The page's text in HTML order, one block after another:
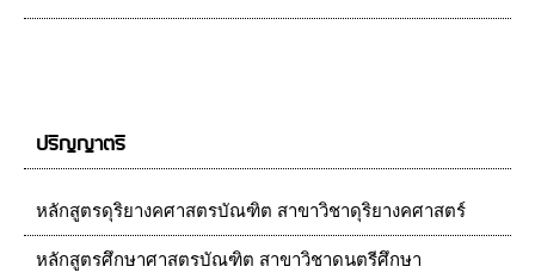
ปริญญาตรี
หลักสูตรดุริยางคศาสตรบัณฑิต สาขาวิชาดุริยางคศาสตร์
หลักสูตรศึกษาศาสตรบัณฑิต สาขาวิชาดนตรีศึกษา